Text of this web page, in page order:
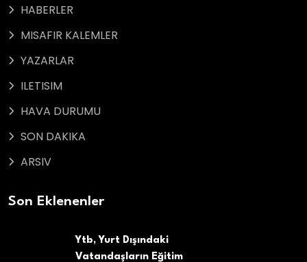
HABERLER
MISAFIR KALEMLER
YAZARLAR
ILETISIM
HAVA DURUMU
SON DAKIKA
ARSIV
Son Eklenenler
Ytb, Yurt Dışındaki
Vatandaşların Eğitim